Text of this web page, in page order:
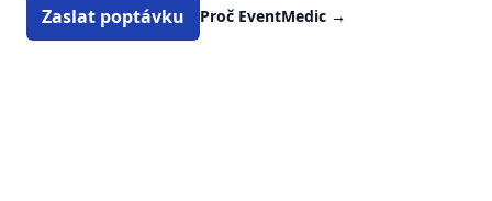
Zaslat poptávku Proč EventMedic →